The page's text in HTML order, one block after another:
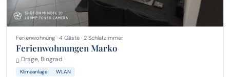
Ferienwohnung · 4 Gäste · 2 Schlafzimmer
Ferienwohnungen Marko
Drage, Biograd
Klimaanlage WLAN